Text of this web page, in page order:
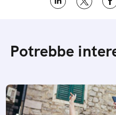
Potrebbe